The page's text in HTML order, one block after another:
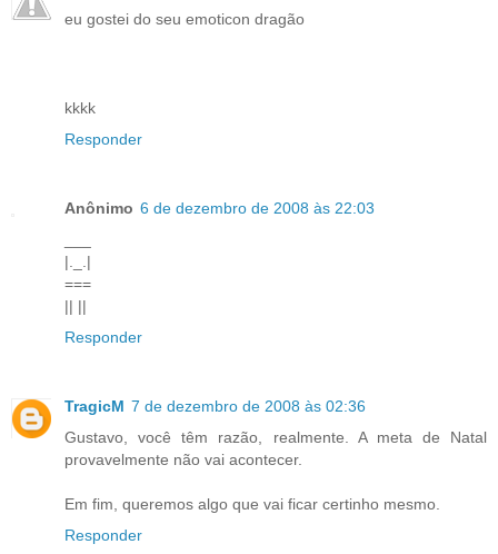
eu gostei do seu emoticon dragão
kkkk
Responder
Anônimo 6 de dezembro de 2008 às 22:03
|._.|
===
|| ||
Responder
TragicM 7 de dezembro de 2008 às 02:36
Gustavo, você têm razão, realmente. A meta de Natal
provavelmente não vai acontecer.
Em fim, queremos algo que vai ficar certinho mesmo.
Responder